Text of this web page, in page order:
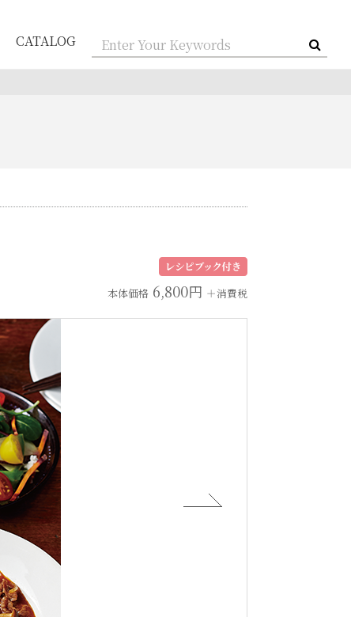
本体価格6,800円 ＋消費税
CATALOG